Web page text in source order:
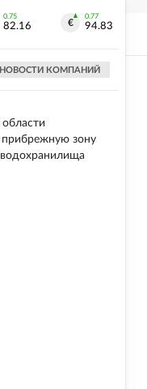
0.75
82.16
0.77
94.83
НОВОСТИ КОМПАНИЙ
более 1 млн тонн
прибрежную зону